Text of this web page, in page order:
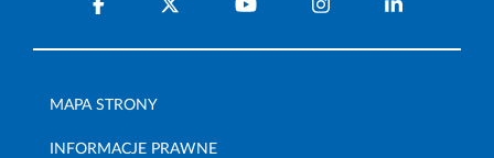
MAPA STRONY
INFORMACJE PRAWNE